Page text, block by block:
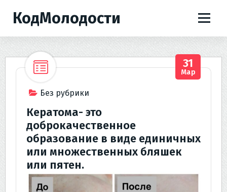
е
КодМолодости
Без рубрики
31
Мар
Кератома- это
доброкачественное
образование в виде единичных
или множественных бляшек
или пятен.